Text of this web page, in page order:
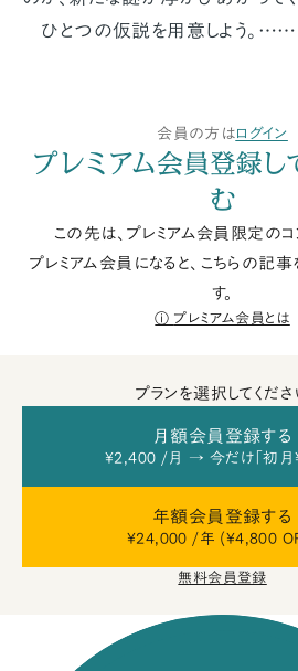
ひとつの仮説を用意しよう。……
会員の方はログイン
プレミアム会員登録し
む
この先は、プレミアム会員限定のコ
プレミアム会員になると、こちらの記
す。
プレミアム会員とは
プランを選択してくださ
月額会員登録する
¥2,400 /月 → 今だけ「初月
年額会員登録する
¥24,000 /年 (¥4,800
無料会員登録